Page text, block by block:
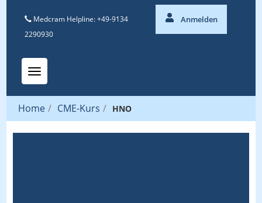
Medcram Helpline: +49-9134
2290930
Anmelden
Toggle navigation
Home / CME-Kurs / HNO